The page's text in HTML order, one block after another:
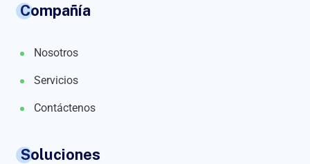
Compañía
Nosotros
Servicios
Contáctenos
Soluciones